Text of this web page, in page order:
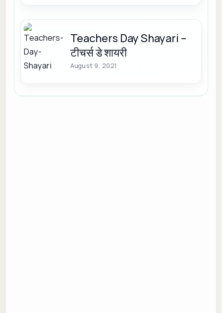
Teachers Day Shayari –
टीचर्स डे शायरी
August 9, 2021